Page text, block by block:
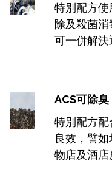
特別配方
除及殺菌
可一併解決
ACS可除臭
特別配方
良效，譬
物店及酒店